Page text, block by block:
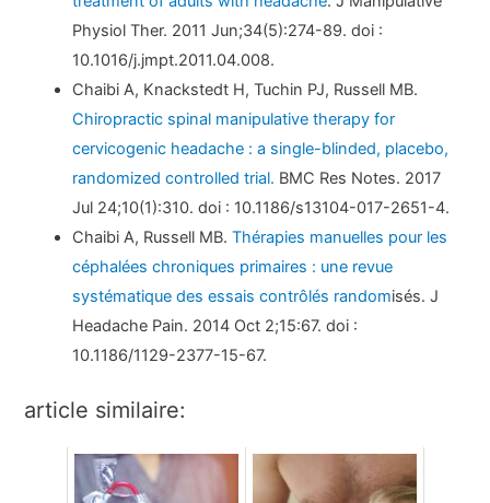
Physiol Ther. 2011 Jun;34(5):274-89. doi :
10.1016/j.jmpt.2011.04.008.
Chaibi A, Knackstedt H, Tuchin PJ, Russell MB.
Chiropractic spinal manipulative therapy for
cervicogenic headache : a single-blinded, placebo,
randomized controlled trial. BMC Res Notes. 2017
Jul 24;10(1):310. doi : 10.1186/s13104-017-2651-4.
Chaibi A, Russell MB.Thérapies manuelles pour les
céphalées chroniques primaires : une revue
systématique des essais contrôlés randomisés. J
Headache Pain. 2014 Oct 2;15:67. doi :
10.1186/1129-2377-15-67.
article similaire: